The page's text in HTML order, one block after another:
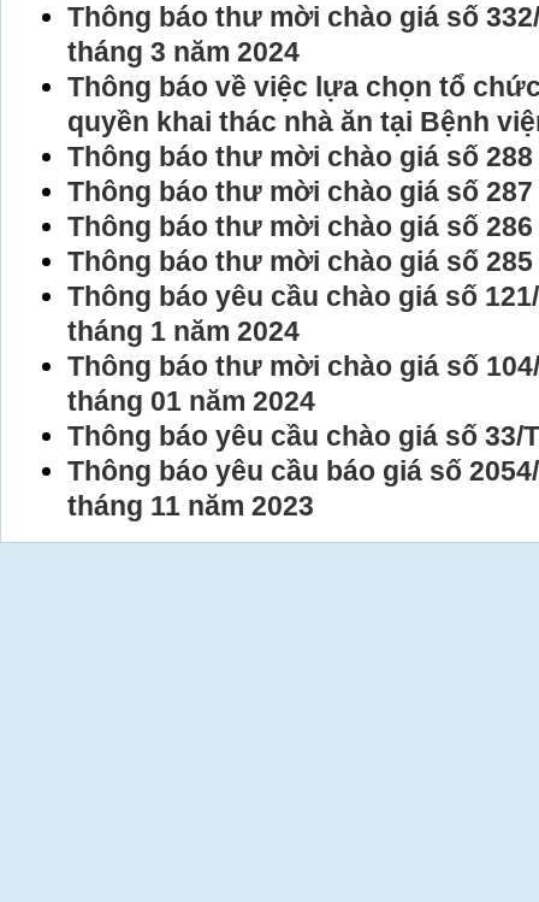
Thông báo thư mời chào giá số
tháng 3 năm 2024
Thông báo về việc lựa chọn tổ
quyền khai thác nhà ăn tại Bệnh
Thông báo thư mời chào giá số 288
Thông báo thư mời chào giá số 287
Thông báo thư mời chào giá số 286
Thông báo thư mời chào giá số 285
Thông báo yêu cầu chào giá số
tháng 1 năm 2024
Thông báo thư mời chào giá số
tháng 01 năm 2024
Thông báo yêu cầu chào giá số 33/
Thông báo yêu cầu báo giá số
tháng 11 năm 2023